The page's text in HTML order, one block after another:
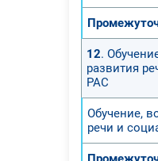
12.
развития
РАС
Обучение,
речи и